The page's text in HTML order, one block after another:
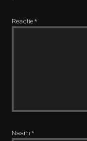
Reactie*
Naam *